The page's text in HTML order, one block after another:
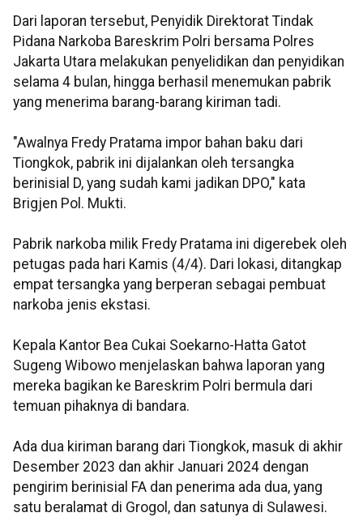
Dari laporan tersebut, Penyidik Direktorat Tindak
Pidana Narkoba Bareskrim Polri bersama Polres
Jakarta Utara melakukan penyelidikan dan penyidikan
selama 4 bulan, hingga berhasil menemukan pabrik
yang menerima barang-barang kiriman tadi.
"Awalnya Fredy Pratama impor bahan baku dari
Tiongkok, pabrik ini dijalankan oleh tersangka
berinisial D, yang sudah kami jadikan DPO," kata
Brigjen Pol. Mukti.
Pabrik narkoba milik Fredy Pratama ini digerebek oleh
petugas pada hari Kamis (4/4). Dari lokasi, ditangkap
empat tersangka yang berperan sebagai pembuat
narkoba jenis ekstasi.
Kepala Kantor Bea Cukai Soekarno-Hatta Gatot
Sugeng Wibowo menjelaskan bahwa laporan yang
mereka bagikan ke Bareskrim Polri bermula dari
temuan pihaknya di bandara.
Ada dua kiriman barang dari Tiongkok, masuk di akhir
Desember 2023 dan akhir Januari 2024 dengan
pengirim berinisial FA dan penerima ada dua, yang
satu beralamat di Grogol, dan satunya di Sulawesi.